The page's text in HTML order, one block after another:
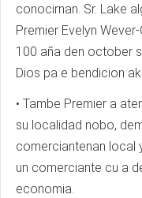
conocirnan. Sr. Lake
Premier Evelyn
100 aña den october
Dios pa e bendicion
• Tambe Premier a
su localidad nobo,
comerciantenan local
un comerciante cu a
economia.